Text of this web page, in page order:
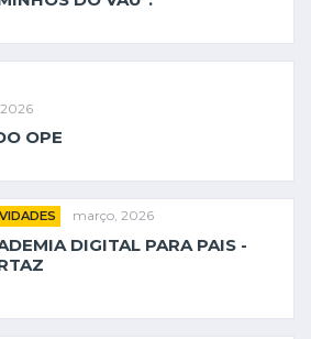
OPE
março, 2026
DIGITAL PARA PAIS -